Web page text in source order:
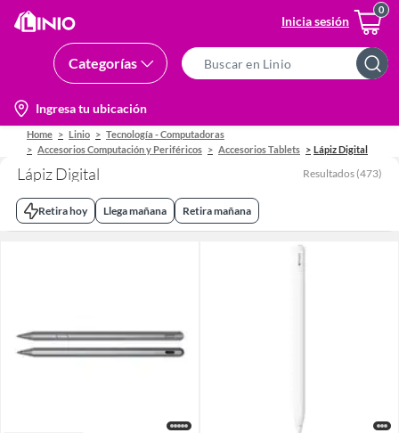
Inicia sesión
Categorías
Bar
location-
icon
Ingresa tu ubicación
Home Linio
Tecnología - Computadoras
Accesorios Computación y Periféricos
Accesorios Tablets Lápiz Digital
Lápiz Digital Resultados (473)
Retira hoy Llega mañana Retira mañana